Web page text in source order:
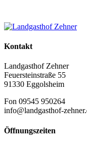
Kontakt
Landgasthof Zehner
Feuersteinstraße 55
91330 Eggolsheim
Fon 09545 950264
info@landgasthof-
Öffnungszeiten